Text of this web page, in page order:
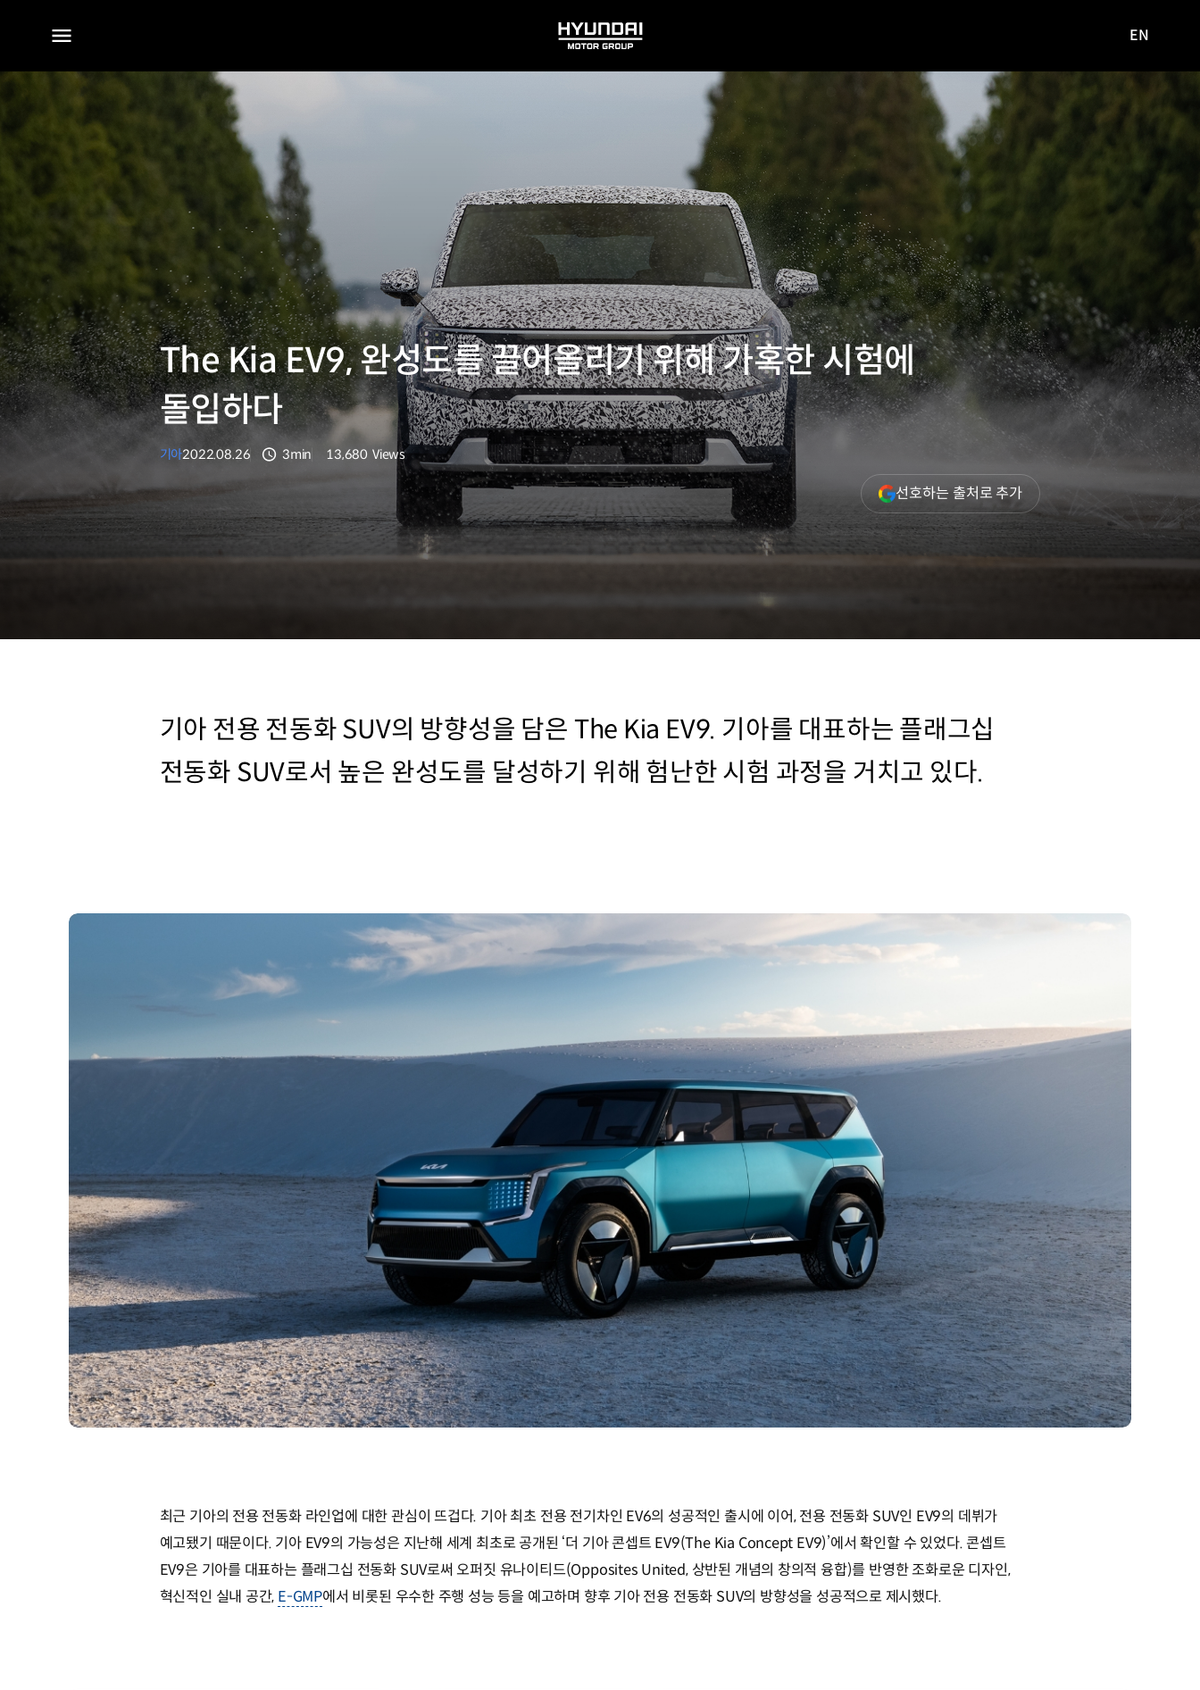
전체
HYUNDAI
MOTOR
사이트로
EN
The Kia EV9, 완성도를 끌어올리기 위해 가혹한 시험에
돌입하다
기아2022.08.26 3min 13,680 Views
선호하는 출처로 추가(새
창
열림)
기아 전용 전동화 SUV의 방향성을 담은 The Kia EV9. 기아를 대표하는 플래그십
전동화 SUV로서 높은 완성도를 달성하기 위해 험난한 시험 과정을 거치고 있다.
최근 기아의 전용 전동화 라인업에 대한 관심이 뜨겁다. 기아 최초 전용 전기차인 EV6의 성공적인 출시에 이어, 전용 전동화 SUV인 EV9의 데뷔가
예고됐기 때문이다. 기아 EV9의 가능성은 지난해 세계 최초로 공개된 ‘더 기아 콘셉트 EV9(The Kia Concept EV9)’에서 확인할 수 있었다. 콘셉트
EV9은 기아를 대표하는 플래그십 전동화 SUV로써 오퍼짓 유나이티드(Opposites United, 상반된 개념의 창의적 융합)를 반영한 조화로운 디자인,
혁신적인 실내 공간, E-GMP에서 비롯된 우수한 주행 성능 등을 예고하며 향후 기아 전용 전동화 SUV의 방향성을 성공적으로 제시했다.